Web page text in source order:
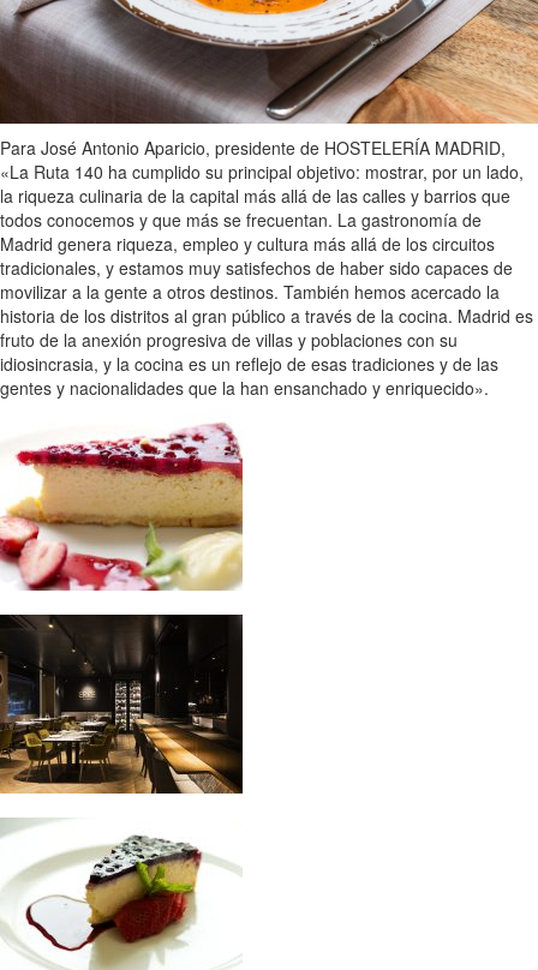
Para José Antonio Aparicio, presidente de HOSTELERÍA MADRID,
«La Ruta 140 ha cumplido su principal objetivo: mostrar, por un lado,
la riqueza culinaria de la capital más allá de las calles y barrios que
todos conocemos y que más se frecuentan. La gastronomía de
Madrid genera riqueza, empleo y cultura más allá de los circuitos
tradicionales, y estamos muy satisfechos de haber sido capaces de
movilizar a la gente a otros destinos. También hemos acercado la
historia de los distritos al gran público a través de la cocina. Madrid es
fruto de la anexión progresiva de villas y poblaciones con su
idiosincrasia, y la cocina es un reflejo de esas tradiciones y de las
gentes y nacionalidades que la han ensanchado y enriquecido».